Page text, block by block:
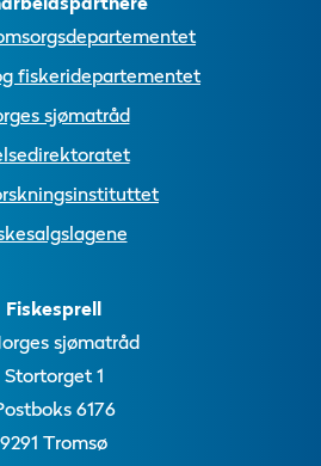
fiskeridepartementet
sjømatråd
Fiskesprell
sjømatråd
Stortorget 1
6176
9291 Tromsø